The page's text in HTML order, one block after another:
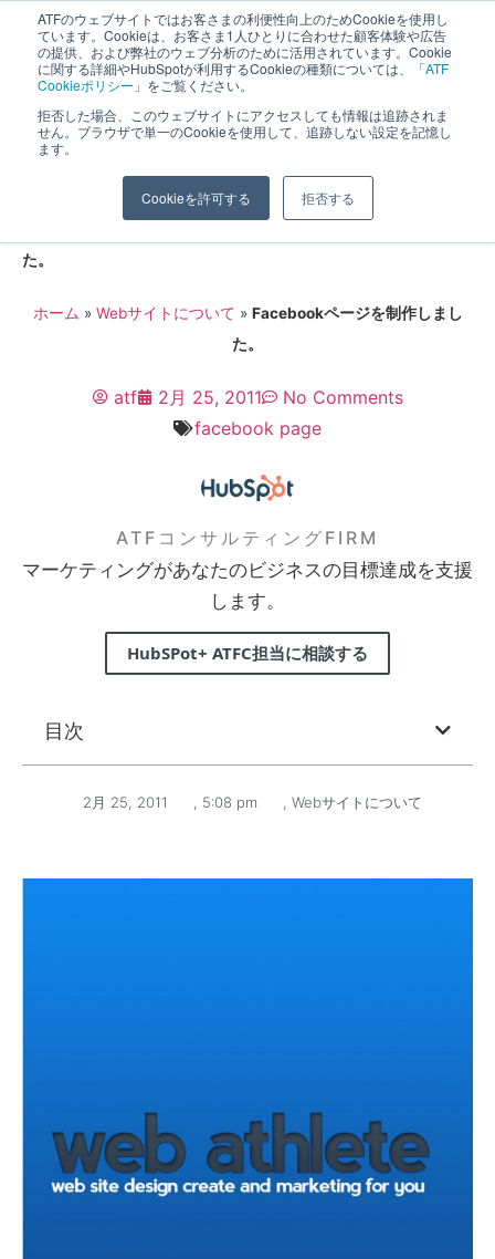
ATFのウェブサイトではお客さまの利便性向上のためCookieを使用し
ています。Cookieは、お客さま1人ひとりに合わせた顧客体験や広告
の提供、および弊社のウェブ分析のために活用されています。Cookie
に関する詳細やHubSpotが利用するCookieの種類については、「ATF
Cookieポリシー 」をご覧ください。
拒否した場合、このウェブサイトにアクセスしても情報は追跡されま
せん。ブラウザで単一のCookieを使用して、追跡しない設定を記憶し
ます。
Cookieを許可する 拒否する
長野県長野市・松本市ウェブ制作事業部 コンサルティングFIRM
Facebookページを制作しました。
た。
ホーム » Webサイトについて » Facebookページを制作しまし
た。
atf 2月 25, 2011
No Comments
facebook page
ATFコンサルティングFIRM
マーケティングがあなたのビジネスの目標達成を支援
します。
HubSPot+ ATFC担当に相談する
目次
2月 25, 2011 5:08 pm Webサイトについて